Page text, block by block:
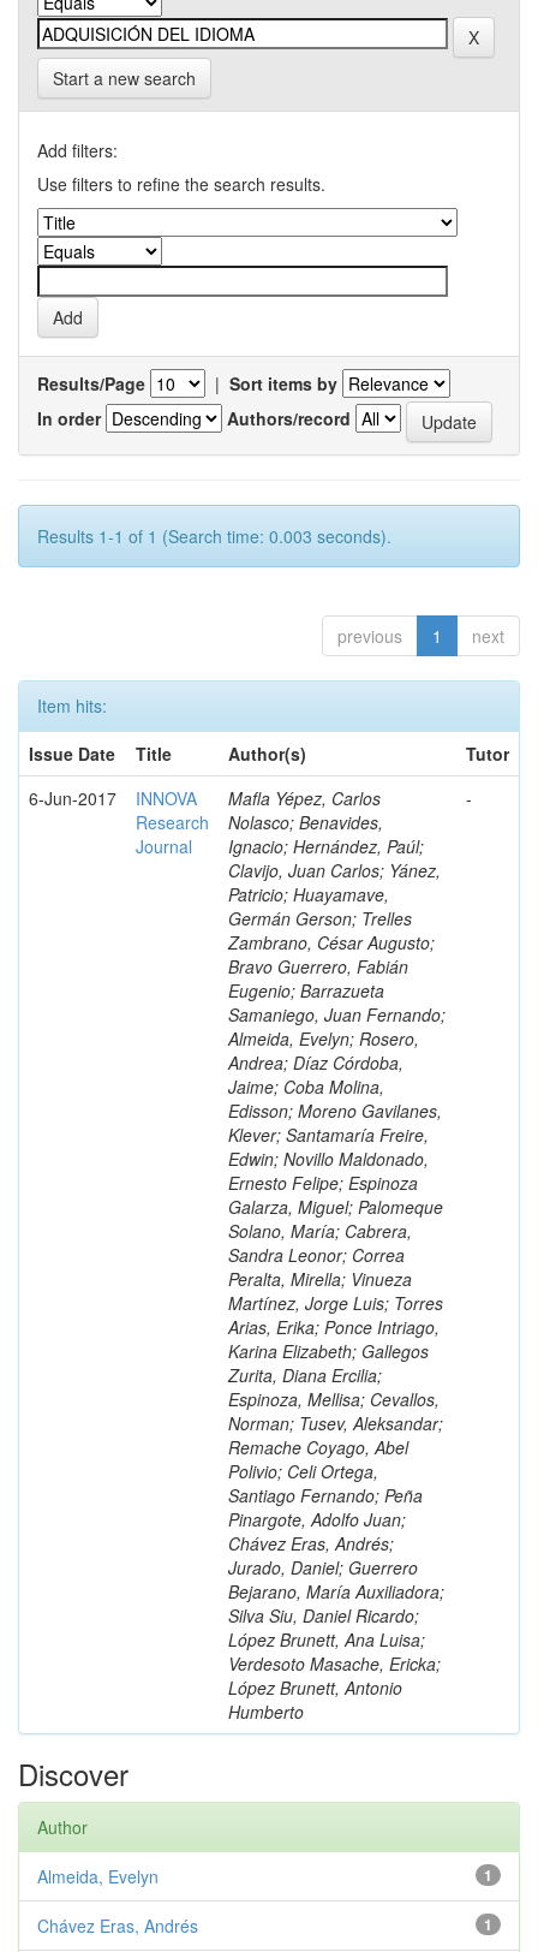
Start a new search
Add filters:
Use filters to refine the search results.
Results/Page | Sort items by
In order
Authors/record
Results 1-1 of 1 (Search time: 0.003 seconds).
previous 1 next
Item hits:
Issue Date
Title Author(s)
Tutor
6-Jun-2017
INNOVA
Research
Journal
Mafla Yépez, Carlos
Nolasco; Benavides,
Ignacio; Hernández, Paúl;
Clavijo, Juan Carlos; Yánez,
Patricio; Huayamave,
Germán Gerson; Trelles
Zambrano, César Augusto;
Bravo Guerrero, Fabián
Eugenio; Barrazueta
Samaniego, Juan Fernando;
Almeida, Evelyn; Rosero,
Andrea; Díaz Córdoba,
Jaime; Coba Molina,
Edisson; Moreno Gavilanes,
Klever; Santamaría Freire,
Edwin; Novillo Maldonado,
Ernesto Felipe; Espinoza
Galarza, Miguel; Palomeque
Solano, María; Cabrera,
Sandra Leonor; Correa
Peralta, Mirella; Vinueza
Martínez, Jorge Luis; Torres
Arias, Erika; Ponce Intriago,
Karina Elizabeth; Gallegos
Zurita, Diana Ercilia;
Espinoza, Mellisa; Cevallos,
Norman; Tusev, Aleksandar;
Remache Coyago, Abel
Polivio; Celi Ortega,
Santiago Fernando; Peña
Pinargote, Adolfo Juan;
Chávez Eras, Andrés;
Jurado, Daniel; Guerrero
Bejarano, María Auxiliadora;
Silva Siu, Daniel Ricardo;
López Brunett, Ana Luisa;
Verdesoto Masache, Ericka;
López Brunett, Antonio
Humberto
-
Discover
Author
1
Almeida, Evelyn
1
Chávez Eras, Andrés